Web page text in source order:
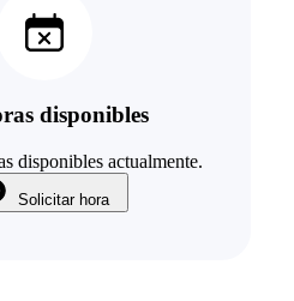
disponibles
disponibles actualmente.
Solicitar hora